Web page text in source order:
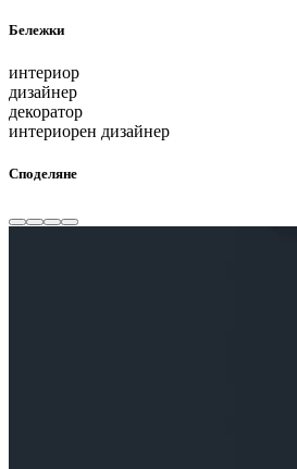
Бележки
интериор
дизайнер
декоратор
интериорен дизайнер
Споделяне